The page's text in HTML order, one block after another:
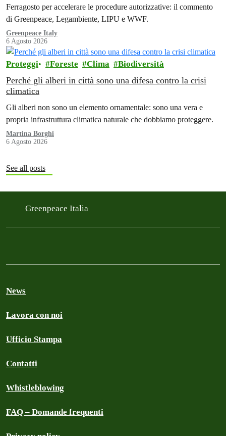
Ferragosto per accelerare le procedure autorizzative: il commento
di Greenpeace, Legambiente, LIPU e WWF.
Greenpeace Italy
6 Agosto 2026
Proteggi Foreste Clima Biodiversità
Perché gli alberi in città sono una difesa contro la crisi
climatica
Gli alberi non sono un elemento ornamentale: sono una vera e
propria infrastruttura climatica naturale che dobbiamo proteggere.
Martina Borghi
6 Agosto 2026
See all posts
Greenpeace Italia
News
Lavora con noi
Ufficio Stampa
Contatti
Whistleblowing
FAQ – Domande frequenti